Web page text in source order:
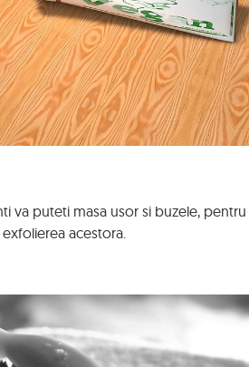
va puteti masa usor si buzele, pentru
exfolierea acestora.